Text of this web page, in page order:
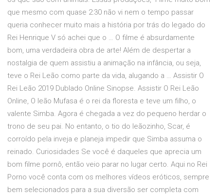
que mesmo com quase 2:30 não vi nem o tempo passar
queria conhecer muito mais a história por trás do legado do
Rei Henrique V só achei que o … O filme é absurdamente
bom, uma verdadeira obra de arte! Além de despertar a
nostalgia de quem assistiu a animação na infância, ou seja,
teve o Rei Leão como parte da vida, alugando a … Assistir O
Rei Leão 2019 Dublado Online Sinopse. Assistir O Rei Leão
Online, O leão Mufasa é o rei da floresta e teve um filho, o
valente Simba. Agora é chegada a vez do pequeno herdar o
trono de seu pai. No entanto, o tio do leãozinho, Scar, é
corroído pela inveja e planeja impedir que Simba assuma o
reinado. Curiosidades Se você é daqueles que aprecia um
bom filme pornô, então veio parar no lugar certo. Aqui no Rei
Porno você conta com os melhores vídeos eróticos, sempre
bem selecionados para a sua diversão ser completa com